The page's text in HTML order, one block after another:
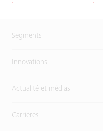
Segments
Innovations
Actualité et médias
Carrières